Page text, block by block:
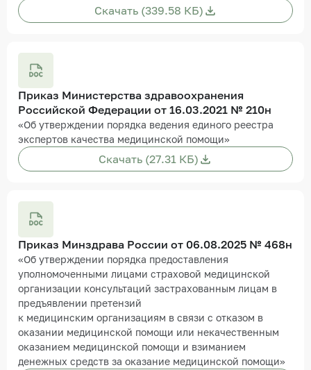
Скачать (339.58 КБ)
Приказ Министерства здравоохранения
Российской Федерации от 16.03.2021 № 210н
«Об утверждении порядка ведения единого реестра
экспертов качества медицинской помощи»
Скачать (27.31 КБ)
Приказ Минздрава России от 06.08.2025 № 468н
«Об утверждении порядка предоставления
уполномоченными лицами страховой медицинской
организации консультаций застрахованным лицам в
предъявлении претензий
к медицинским организациям в связи с отказом в
оказании медицинской помощи или некачественным
оказанием медицинской помощи и взиманием
денежных средств за оказание медицинской помощи»